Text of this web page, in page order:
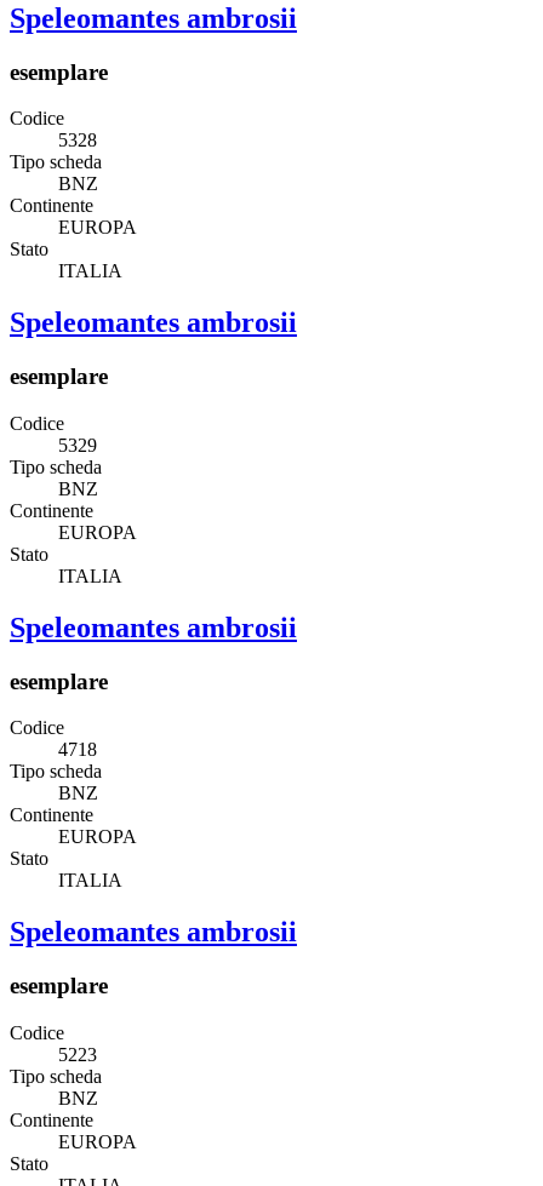
Speleomantes ambrosii
esemplare
Codice
5328
Tipo scheda
BNZ
Continente
EUROPA
Stato
ITALIA
Speleomantes ambrosii
esemplare
Codice
5329
Tipo scheda
BNZ
Continente
EUROPA
Stato
ITALIA
Speleomantes ambrosii
esemplare
Codice
4718
Tipo scheda
BNZ
Continente
EUROPA
Stato
ITALIA
Speleomantes ambrosii
esemplare
Codice
5223
Tipo scheda
BNZ
Continente
EUROPA
Stato